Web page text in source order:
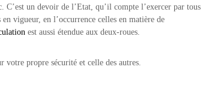
un devoir de l’Etat, qu’il compte l’exercer par tous
vigueur, en l’occurrence celles en matière de
est aussi étendue aux deux-roues.
votre propre sécurité et celle des autres.